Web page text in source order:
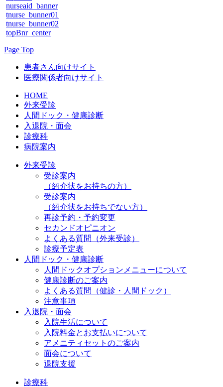
nurseaid_banner
tnurse_bunner01
tnurse_bunner02
topBnr_center
Page Top
患者さん向けサイト
医療関係者向けサイト
HOME
外来受診
人間ドック・健康診断
入退院・面会
診療科
病院案内
外来受診
受診案内
（紹介状をお持ちの方）
受診案内
（紹介状をお持ちでない方）
再診予約・予約変更
セカンドオピニオン
よくある質問（外来受診）
診療予定表
人間ドック・健康診断
人間ドックオプションメニューについて
健康診断のご案内
よくある質問（健診・人間ドック）
注意事項
入退院・面会
入院生活について
入院料金とお支払いについて
アメニティセットのご案内
面会について
退院支援
診療科